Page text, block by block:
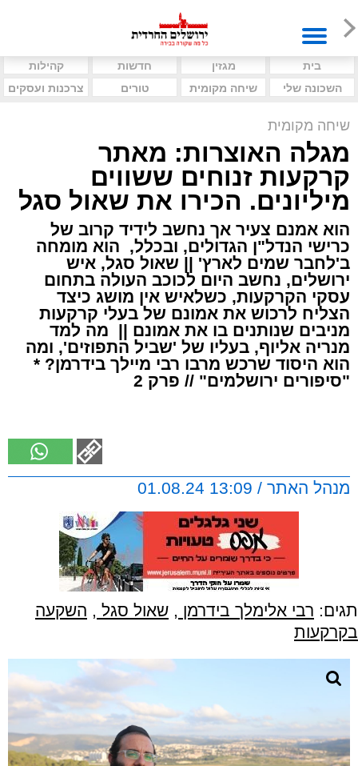
בית מגזין חדשות
קהילות
השכונה שלי
שיחה מקומית טורים צרכנות ועסקים
שיחה מקומית
מגלה האוצרות: מאתר
קרקעות זנוחים ששווים
מיליונים. הכירו את שאול סגל
הוא אמנם צעיר אך נחשב לידיד קרוב של
כרישי הנדל"ן הגדולים, ובכלל, הוא מומחה
ב'לחבר שמים לארץ' || שאול סגל, איש
ירושלים, נחשב היום לכוכב העולה בתחום
עסקי הקרקעות, כשלאיש אין מושג כיצד
הצליח לרכוש את אמונם של בעלי קרקעות
מניבים שנותנים בו את אמונם || מה למד
מנריה אליוף, בעליו של 'שביל התפוזים', ומה
הוא היסוד שרכש מרבו רבי מיילך בידרמן? *
"סיפורים ירושלמים" // פרק 2
מנהל האתר / 13:09 01.08.24
תגים: רבי אלימלך בידרמן , שאול סגל , השקעה
בקרקעות